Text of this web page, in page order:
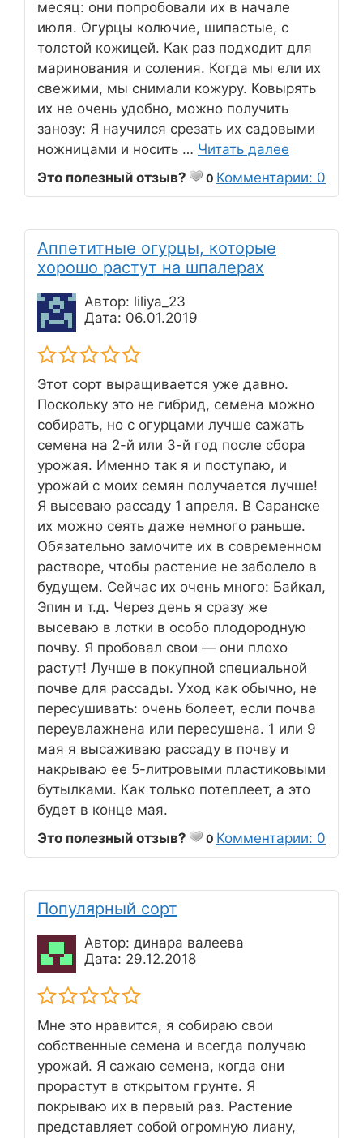
месяц: они попробовали их в начале
июля. Огурцы колючие, шипастые, с
толстой кожицей. Как раз подходит для
маринования и соления. Когда мы ели их
свежими, мы снимали кожуру. Ковырять
их не очень удобно, можно получить
занозу: Я научился срезать их садовыми
ножницами и носить … Читать далее
Это полезный отзыв?
0 Комментарии: 0
Аппетитные огурцы, которые
хорошо растут на шпалерах
Автор: liliya_23
Дата: 06.01.2019
Этот сорт выращивается уже давно.
Поскольку это не гибрид, семена можно
собирать, но с огурцами лучше сажать
семена на 2-й или 3-й год после сбора
урожая. Именно так я и поступаю, и
урожай с моих семян получается лучше!
Я высеваю рассаду 1 апреля. В Саранске
их можно сеять даже немного раньше.
Обязательно замочите их в современном
растворе, чтобы растение не заболело в
будущем. Сейчас их очень много: Байкал,
Эпин и т.д. Через день я сразу же
высеваю в лотки в особо плодородную
почву. Я пробовал свои — они плохо
растут! Лучше в покупной специальной
почве для рассады. Уход как обычно, не
пересушивать: очень болеет, если почва
переувлажнена или пересушена. 1 или 9
мая я высаживаю рассаду в почву и
накрываю ее 5-литровыми пластиковыми
бутылками. Как только потеплеет, а это
будет в конце мая.
Это полезный отзыв?
0 Комментарии: 0
Популярный сорт
Автор: динара валеева
Дата: 29.12.2018
Мне это нравится, я собираю свои
собственные семена и всегда получаю
урожай. Я сажаю семена, когда они
прорастут в открытом грунте. Я
покрываю их в первый раз. Растение
представляет собой огромную лиану,